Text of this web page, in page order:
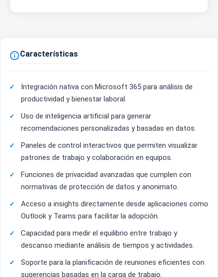
Características
Integración nativa con Microsoft 365 para análisis de
productividad y bienestar laboral.
Uso de inteligencia artificial para generar
recomendaciones personalizadas y basadas en datos.
Paneles de control interactivos que permiten visualizar
patrones de trabajo y colaboración en equipos.
Funciones de privacidad avanzadas que cumplen con
normativas de protección de datos y anonimato.
Acceso a insights directamente desde aplicaciones como
Outlook y Teams para facilitar la adopción.
Capacidad para medir el equilibrio entre trabajo y
descanso mediante análisis de tiempos y actividades.
Soporte para la planificación de reuniones eficientes con
sugerencias basadas en la carga de trabajo.